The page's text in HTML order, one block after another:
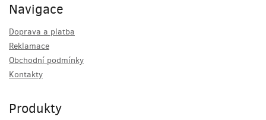
Navigace
Doprava a platba
Reklamace
Obchodní podmínky
Kontakty
Produkty